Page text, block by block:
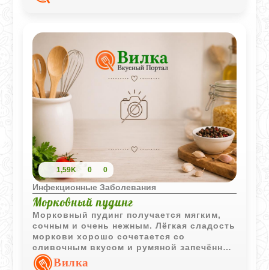
1,59K 0 0
Инфекционные Заболевания
Морковный пудинг
Морковный пудинг получается мягким,
сочным и очень нежным. Лёгкая сладость
моркови хорошо сочетается со
сливочным вкусом и румяной запечённой
корочкой.
Вилка